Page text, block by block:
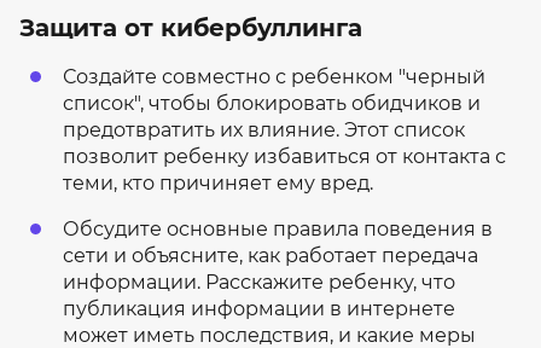
Защита от кибербуллинга
Создайте совместно с ребенком "черный
список", чтобы блокировать обидчиков и
предотвратить их влияние. Этот список
позволит ребенку избавиться от контакта с
теми, кто причиняет ему вред.
Обсудите основные правила поведения в
сети и объясните, как работает передача
информации. Расскажите ребенку, что
публикация информации в интернете
может иметь последствия, и какие меры